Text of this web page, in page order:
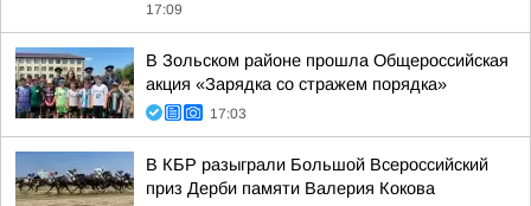
17:09
В Зольском районе прошла Общероссийская
акция «Зарядка со стражем порядка»
17:03
В КБР разыграли Большой Всероссийский
приз Дерби памяти Валерия Кокова